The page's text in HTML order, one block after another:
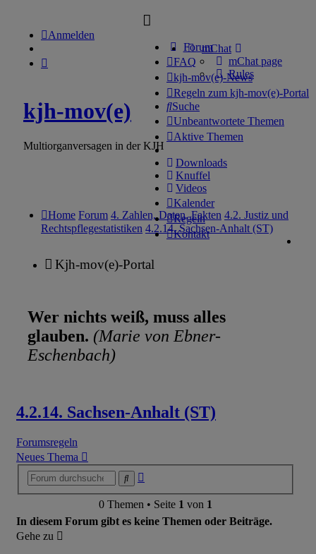
Forum
FAQ
kjh-mov(e)-News
Regeln zum kjh-mov(e)-Portal
Suche
Unbeantwortete Themen
Aktive Themen
Downloads
Knuffel
Videos
Kalender
Regeln
Kontakt
Anmelden
mChat
mChat page
Rules
kjh-mov(e)
Multiorganversagen in der KJH
Home Forum 4. Zahlen, Daten, Fakten 4.2. Justiz und
Rechtspflegestatistiken 4.2.14. Sachsen-Anhalt (ST)
Kjh-mov(e)-Portal
Wer nichts weiß, muss alles
glauben. (Marie von Ebner-
Eschenbach)
4.2.14. Sachsen-Anhalt (ST)
Forumsregeln
Neues Thema
0 Themen • Seite 1 von 1
In diesem Forum gibt es keine Themen oder Beiträge.
Gehe zu